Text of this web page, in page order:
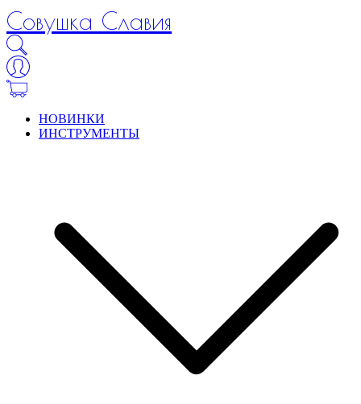
Совушка Славия
НОВИНКИ
ИНСТРУМЕНТЫ